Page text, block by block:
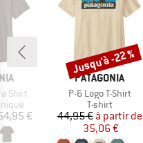
Shirt
€
MARQUE
PATAGONIA
Article
P-6 Logo T-Shirt
Product group
T-shirt
Prix
44,95 € Prix réduit
à partir de
35,06 €
Remise
Jusqu'à -22 %